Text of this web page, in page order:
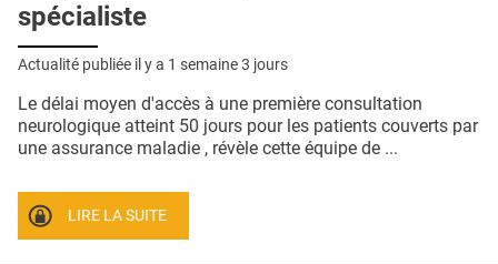
spécialiste
Actualité publiée il y a 1 semaine 3 jours
Le délai moyen d'accès à une première consultation
neurologique atteint 50 jours pour les patients couverts par
une assurance maladie , révèle cette équipe de ...
LIRE LA SUITE